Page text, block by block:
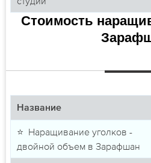
Стоимость
Название
⭐ Наращивание уголков -
двойной объем в Зарафшан